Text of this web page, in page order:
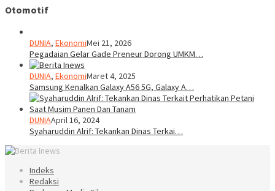
Otomotif
DUNIA, EkonomiMei 21, 2026
Pegadaian Gelar Gade Preneur Dorong UMKM…
DUNIA, EkonomiMaret 4, 2025
Samsung Kenalkan Galaxy A56 5G, Galaxy A…
DUNIAApril 16, 2024
Syaharuddin Alrif: Tekankan Dinas Terkai…
Indeks
Redaksi